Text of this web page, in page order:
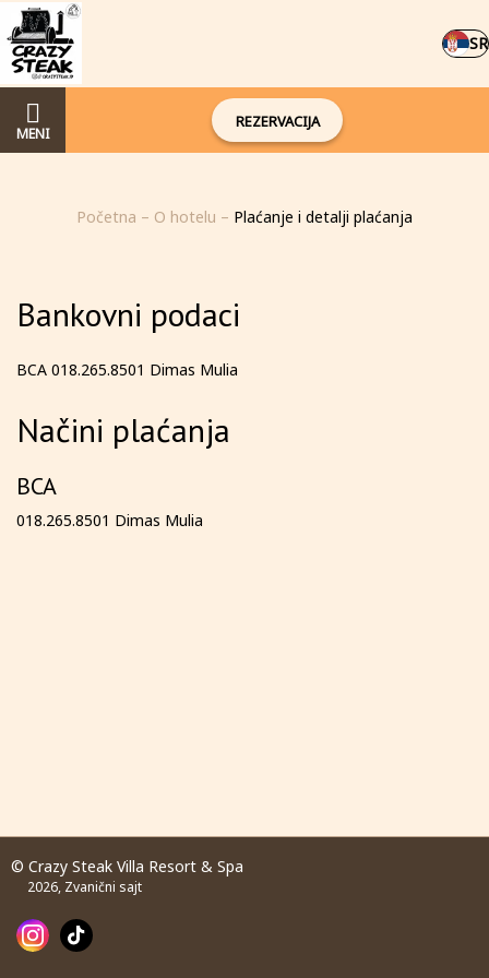
SR
MENI
REZERVACIJA
Početna – O hotelu – Plaćanje i detalji plaćanja
Bankovni podaci
BCA 018.265.8501 Dimas Mulia
Načini plaćanja
BCA
018.265.8501 Dimas Mulia
© Crazy Steak Villa Resort & Spa
2026, Zvanični sajt